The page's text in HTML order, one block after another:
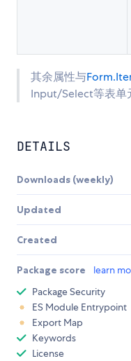
其余属性与
Input/Select等表单
DETAILS
Downloads (weekly)
Updated
Created
Package score learn
Package Security
ES Module Entrypoint
Export Map
Keywords
License